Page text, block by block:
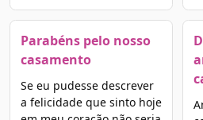
Parabéns pelo nosso
casamento
Se eu pudesse descrever
a felicidade que sinto hoje